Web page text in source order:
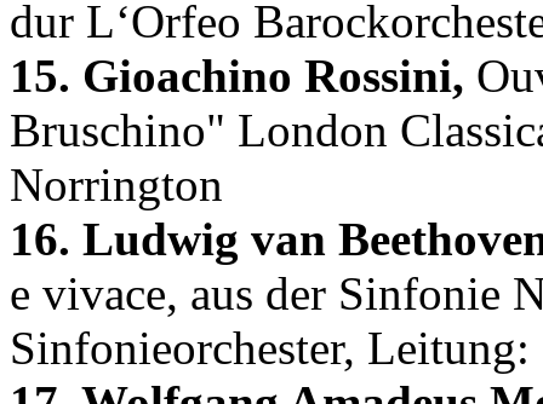
dur L‘Orfeo
15. Gioachino Rossini,
Bruschino" London
Norrington
16. Ludwig van
e vivace, aus der Sinfonie
Sinfonieorchester, Leitung: